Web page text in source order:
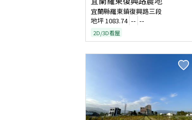
宜蘭縣羅東鎮復興路三段
地坪1083.74 -- --
2D/3D看屋